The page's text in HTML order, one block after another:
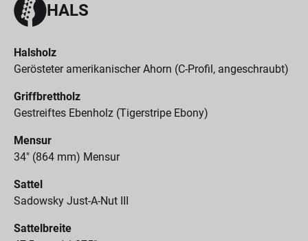
HALS
Halsholz
Gerösteter amerikanischer Ahorn (C-Profil, angeschraubt)
Griffbrettholz
Gestreiftes Ebenholz (Tigerstripe Ebony)
Mensur
34" (864 mm) Mensur
Sattel
Sadowsky Just-A-Nut III
Sattelbreite